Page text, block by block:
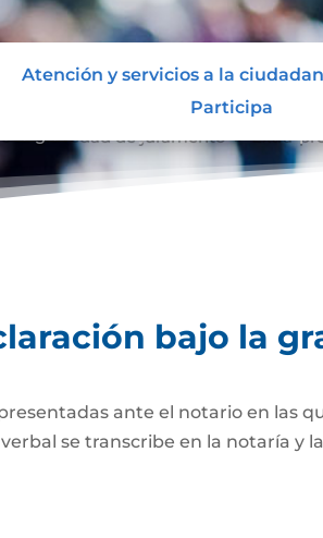
Atención y servicios a la
Participa
la gravedad de juramento Extra-
bajo la
ante el notario en las
se transcribe en la notaría y